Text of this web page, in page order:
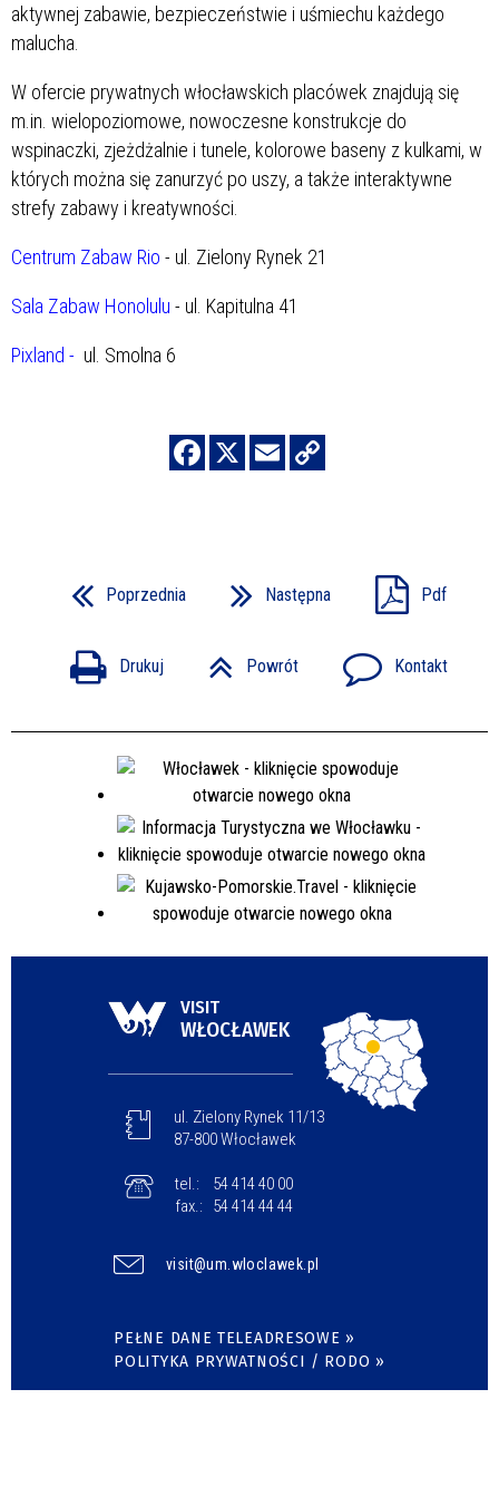
aktywnej zabawie, bezpieczeństwie i uśmiechu każdego
malucha.
W ofercie prywatnych włocławskich placówek znajdują się
m.in. wielopoziomowe, nowoczesne konstrukcje do
wspinaczki, zjeżdżalnie i tunele, kolorowe baseny z kulkami, w
których można się zanurzyć po uszy, a także interaktywne
strefy zabawy i kreatywności.
Centrum Zabaw Rio - ul. Zielony Rynek 21
Sala Zabaw Honolulu - ul. Kapitulna 41
Pixland - ul. Smolna 6
Poprzednia Następna Pdf
Drukuj Powrót Kontakt
VISIT
WŁOCŁAWEK
ul. Zielony Rynek 11/13
87-800 Włocławek
tel.:
54 414 40 00
fax.:
54 414 44 44
visit@um.wloclawek.pl
PEŁNE DANE TELEADRESOWE »
POLITYKA PRYWATNOŚCI / RODO »